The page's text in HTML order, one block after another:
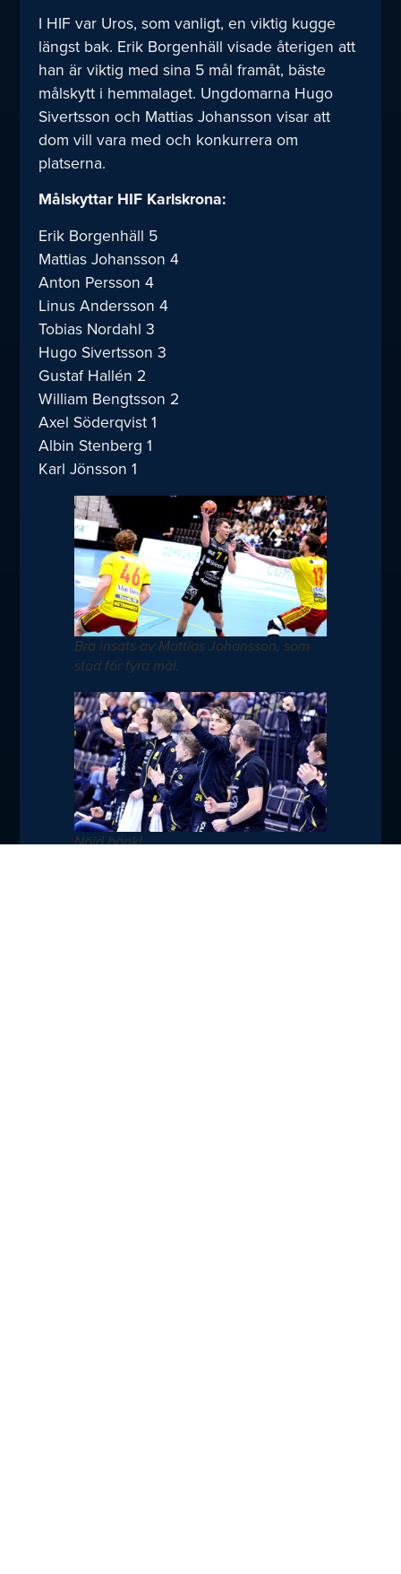
I HIF var Uros, som vanligt, en viktig kugge
längst bak. Erik Borgenhäll visade återigen att
han är viktig med sina 5 mål framåt, bäste
målskytt i hemmalaget. Ungdomarna Hugo
Sivertsson och Mattias Johansson visar att
dom vill vara med och konkurrera om
platserna.
Målskyttar HIF Karlskrona:
Erik Borgenhäll 5
Mattias Johansson 4
Anton Persson 4
Linus Andersson 4
Tobias Nordahl 3
Hugo Sivertsson 3
Gustaf Hallén 2
William Bengtsson 2
Axel Söderqvist 1
Albin Stenberg 1
Karl Jönsson 1
Bra insats av Mattias Johansson, som
stod för fyra mål.
Nöjd bänk!